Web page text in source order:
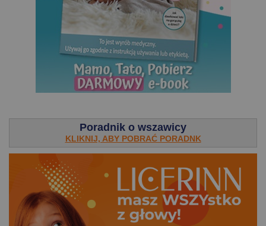
Poradnik o wszawicy
KLIKNIJ, ABY POBRAĆ PORADNK